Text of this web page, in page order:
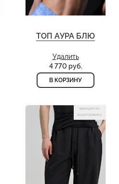
ТОП АУРА БЛЮ
Удалить
4 770 руб.
В КОРЗИНУ
ВЫХОДИТ ИЗ
АССОРТИМЕНТА